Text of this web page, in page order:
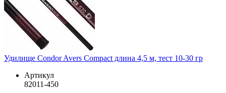
Удилище Condor Avers Compact длина 4,5 м, тест 10-30 гр
Артикул
82011-450